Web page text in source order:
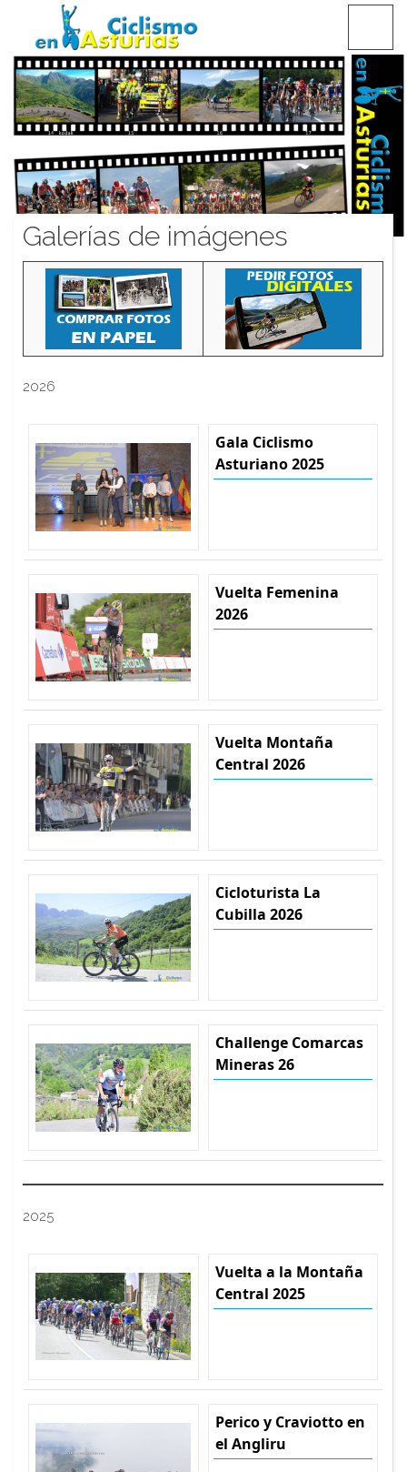
CICLISMO EN ASTURIAS
Galerías de imágenes
2026
Gala Ciclismo
Asturiano 2025
Vuelta Femenina
2026
Vuelta Montaña
Central 2026
Cicloturista La
Cubilla 2026
Challenge Comarcas
Mineras 26
2025
Vuelta a la Montaña
Central 2025
Perico y Craviotto en
el Angliru